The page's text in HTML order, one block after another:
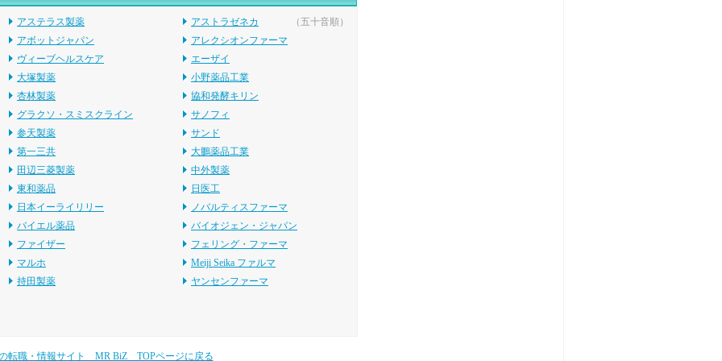
転職・情報サイト MR BiZ TOPページに戻る